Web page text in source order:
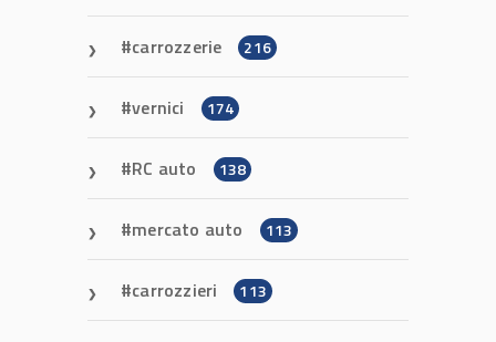
carrozzerie 216
vernici 174
RC auto 138
mercato auto 113
carrozzieri 113